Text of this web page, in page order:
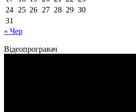
24 25 26 27 28 29 30
31
« Чер
Відеопрогравач